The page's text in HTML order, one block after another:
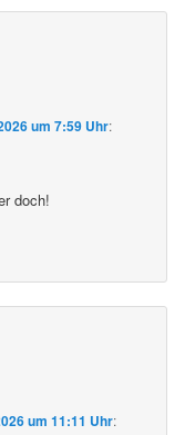
um 7:59 Uhr:
doch!
um 11:11 Uhr: